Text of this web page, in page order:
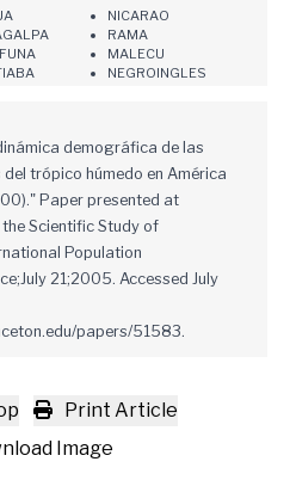
NICARAO
RAMA
MALECU
NEGROINGLES
demográfica de las
trópico húmedo en América
Paper presented at
Scientific Study of
Population
21;2005. Accessed July
papers/51583.
Print Article
Image